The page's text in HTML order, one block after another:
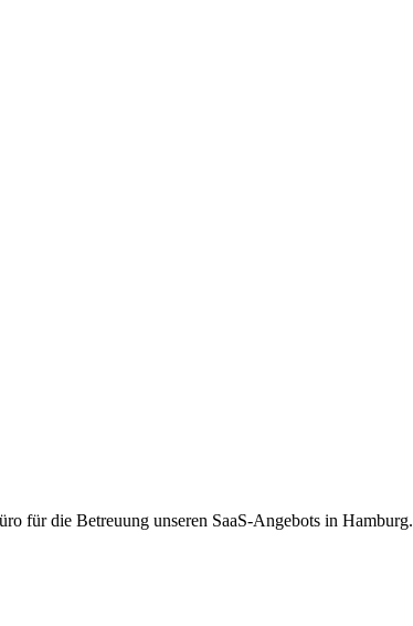
für die Betreuung unseren SaaS-Angebots in Hamburg.